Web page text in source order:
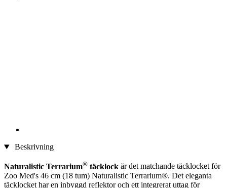
Beskrivning
Naturalistic Terrarium® täcklock är det matchande täcklocket för
Zoo Med's 46 cm (18 tum) Naturalistic Terrarium®. Det eleganta
täcklocket har en inbyggd reflektor och ett integrerat uttag för